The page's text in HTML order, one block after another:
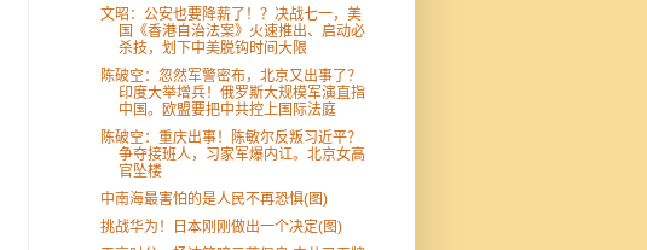
文昭：公安也要降薪了！？决战七一，美
国《香港自治法案》火速推出、启动必
杀技，划下中美脱钩时间大限
陈破空：忽然军警密布，北京又出事了？
印度大举增兵！俄罗斯大规模军演直指
中国。欧盟要把中共控上国际法庭
陈破空：重庆出事！陈敏尔反叛习近平？
争夺接班人，习家军爆内讧。北京女高
官坠楼
中南海最害怕的是人民不再恐惧(图)
挑战华为！日本刚刚做出一个决定(图)